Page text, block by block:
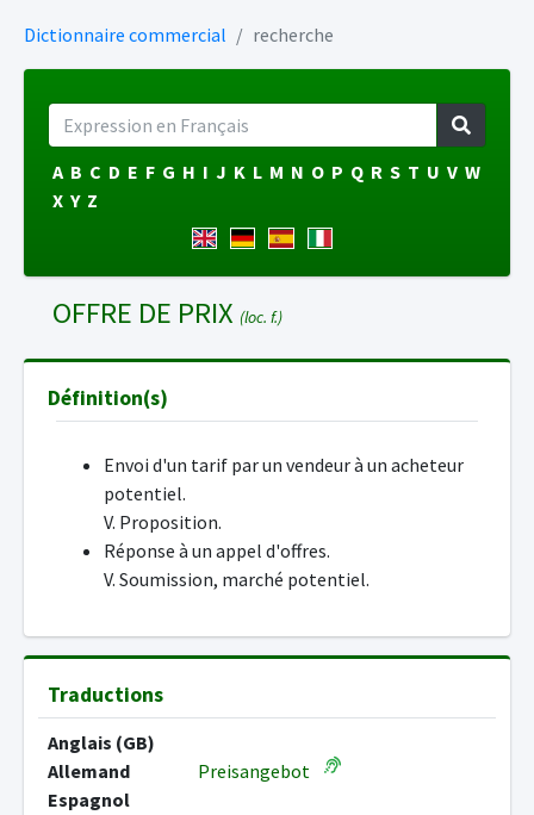
Dictionnaire commercial recherche
A B C D E F G H I J K L M N O P Q R S T U V W
X Y Z
OFFRE DE PRIX (loc. f.)
Définition(s)
Envoi d'un tarif par un vendeur à un acheteur
potentiel.
V. Proposition.
Réponse à un appel d'offres.
V. Soumission, marché potentiel.
Traductions
Anglais (GB)
Allemand
Preisangebot
Espagnol